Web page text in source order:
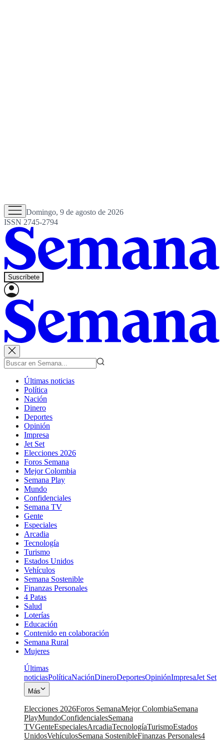
Domingo, 9 de agosto de 2026
ISSN 2745-2794
Suscríbete
Últimas noticias
Política
Nación
Dinero
Deportes
Opinión
Impresa
Jet Set
Elecciones 2026
Foros Semana
Mejor Colombia
Semana Play
Mundo
Confidenciales
Semana TV
Gente
Especiales
Arcadia
Tecnología
Turismo
Estados Unidos
Vehículos
Semana Sostenible
Finanzas Personales
4 Patas
Salud
Loterías
Educación
Contenido en colaboración
Semana Rural
Mujeres
Últimas
noticiasPolíticaNaciónDineroDeportesOpiniónImpresaJet Set
Más
Elecciones 2026Foros SemanaMejor ColombiaSemana
PlayMundoConfidencialesSemana
TVGenteEspecialesArcadiaTecnologíaTurismoEstados
UnidosVehículosSemana SostenibleFinanzas Personales4